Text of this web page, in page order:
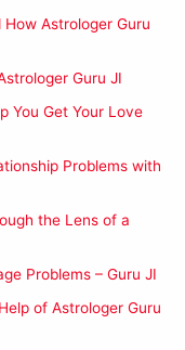
Astrologer Guru
Guru JI
You Get Your Love
Problems with
the Lens of a
Problems – Guru JI
of Astrologer Guru